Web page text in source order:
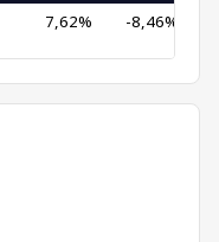
7,62% -8,46%